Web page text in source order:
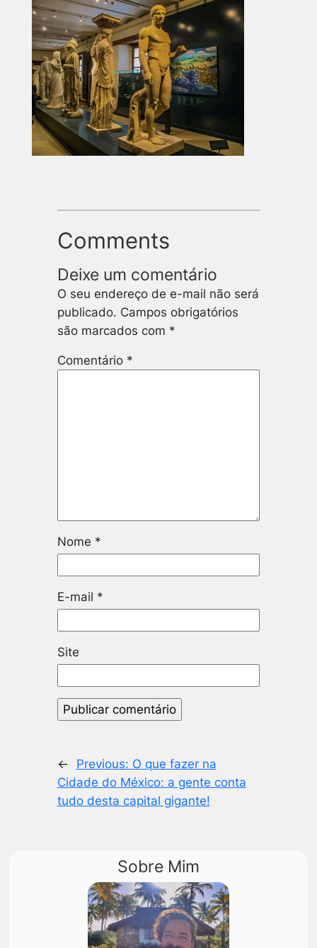
Comments
Deixe um comentário
O seu endereço de e-mail não será
publicado. Campos obrigatórios
são marcados com *
Comentário *
Nome *
E-mail *
Site
← Previous: O que fazer na
Cidade do México: a gente conta
tudo desta capital gigante!
Sobre Mim